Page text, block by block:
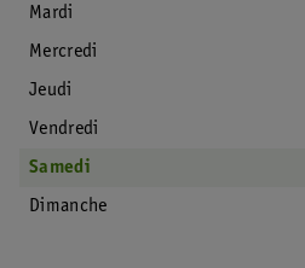
Mardi
Mercredi
Jeudi
Vendredi
Samedi
Dimanche